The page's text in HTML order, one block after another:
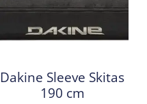
Dakine Sleeve Skitas
190 cm